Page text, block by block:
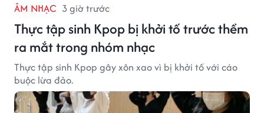
ÂM NHẠC 3 giờ trước
Thực tập sinh Kpop bị khởi tố trước thềm
ra mắt trong nhóm nhạc
Thực tập sinh Kpop gây xôn xao vì bị khởi tố với cáo
buộc lừa đảo.